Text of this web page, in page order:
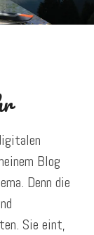
Blog
Denn die
Sie eint,